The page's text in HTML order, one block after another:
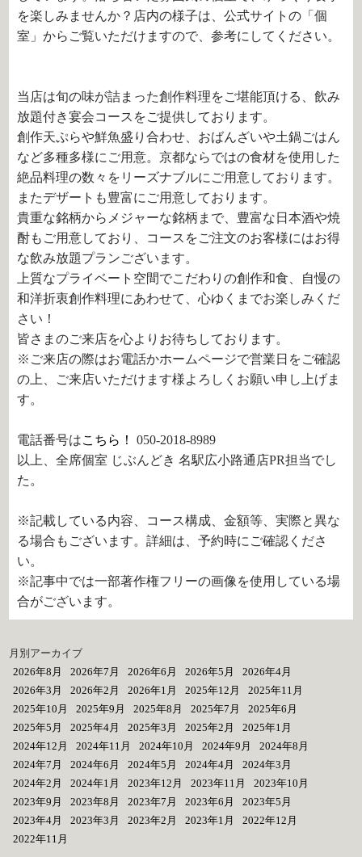
を楽しみませんか？店内の様子は、公式サイトの「個
室」からご覧いただけますので、参考にしてください。
当店は旬の味が詰まった創作料理をご堪能頂ける、飲み
放題付き宴会コースをご提供しております。
創作天ぷらや鮮魚盛り合わせ、おばんざいや土鍋ごはん
など多種多様にご用意。京都ならではの食材を使用した
絶品料理の数々をリーズナブルにご用意しております。
またデザートも豊富にご用意しております。
貴重な銘柄からメジャーな銘柄まで、豊富な日本酒や焼
酎もご用意しており、コースをご注文のお客様にはお得
な飲み放題プランございます。
上質なプライベート空間でこだわりの創作和食、自慢の
和洋折衷創作料理にあわせて、心ゆくまでお楽しみくだ
さい！
皆さまのご来店を心よりお待ちしております。
※ご来店の際はお電話かホームページで営業日をご確認
の上、ご来店いただけます様よろしくお願い申し上げま
す。
電話番号はこちら！
050-2018-8989
以上、全席個室 じぶんどき 名駅広小路通店PR担当でし
た。
※記載している内容、コース構成、金額等、実際と異な
る場合もございます。詳細は、予約時にご確認くださ
い。
※記事中では一部著作権フリーの画像を使用している場
合がございます。
月別アーカイブ
2026年8月
2026年7月 2026年6月 2026年5月
2026年4月
2026年3月
2026年2月 2026年1月 2025年12月
2025年11月
2025年10月
2025年9月 2025年8月 2025年7月
2025年6月
2025年5月
2025年4月 2025年3月 2025年2月
2025年1月
2024年12月
2024年11月 2024年10月 2024年9月
2024年8月
2024年7月
2024年6月 2024年5月 2024年4月
2024年3月
2024年2月
2024年1月 2023年12月 2023年11月
2023年10月
2023年9月
2023年8月 2023年7月 2023年6月
2023年5月
2023年4月
2023年3月 2023年2月 2023年1月
2022年12月
2022年11月